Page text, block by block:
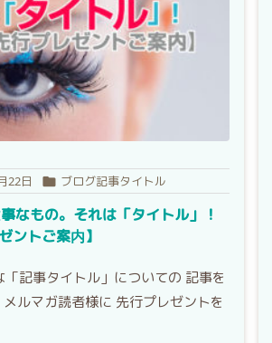
22日  ブログ記事タイトル
なもの。それは「タイトル」！
ントご案内】
記事タイトル」についての 記事を
ルマガ読者様に 先行プレゼントを